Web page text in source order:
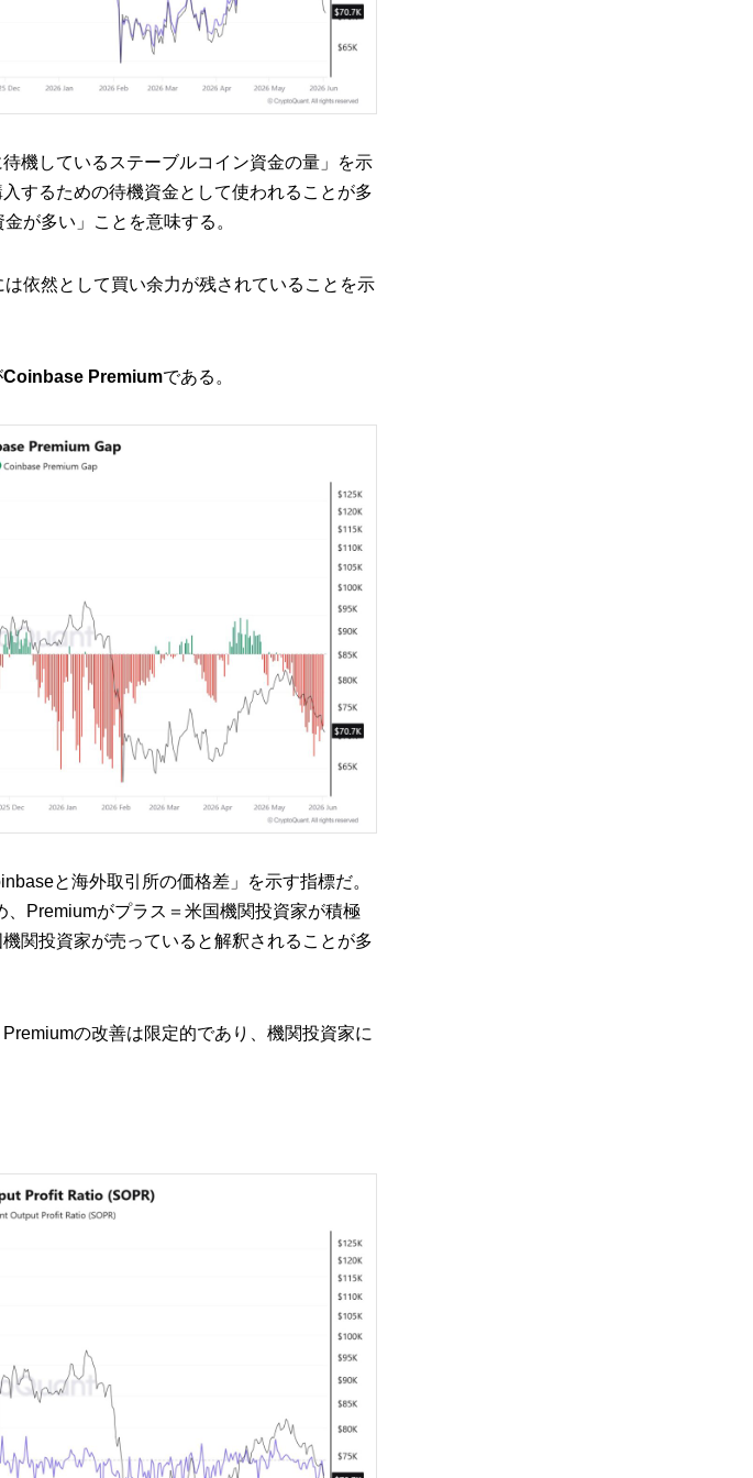
機しているステーブルコイン資金の量」を示
するための待機資金として使われることが多
が多い」ことを意味する。
依然として買い余力が残されていることを示
Coinbase Premiumである。
と海外取引所の価格差」を示す指標だ。
Premiumがプラス＝米国機関投資家が積極
関投資家が売っていると解釈されることが多
の改善は限定的であり、機関投資家に